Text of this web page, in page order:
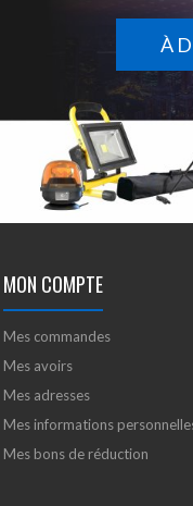
À
MON COMPTE
Mes commandes
Mes avoirs
Mes adresses
Mes informations
Mes bons de réduction